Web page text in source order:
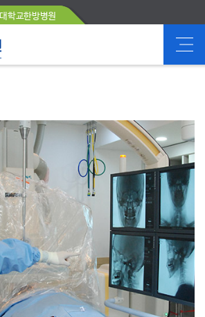
학교한방병원